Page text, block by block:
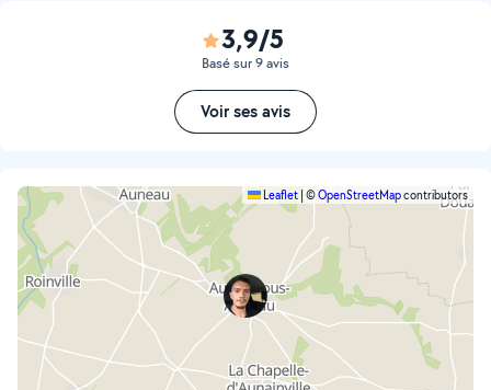
3,9/5
Basé sur 9 avis
Voir ses avis
Leaflet ©OpenStreetMapcontributors